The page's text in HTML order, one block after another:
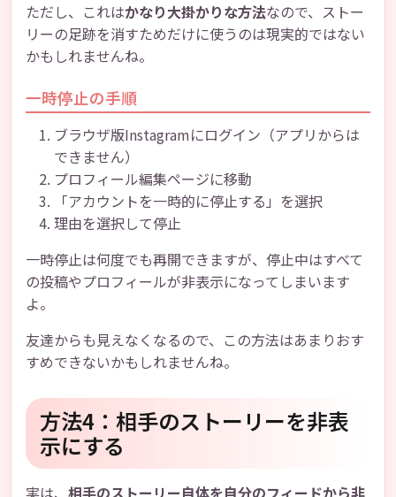
ただし、これはかなり大掛かりな方法なので、ストー
リーの足跡を消すためだけに使うのは現実的ではない
かもしれませんね。
一時停止の手順
ブラウザ版Instagramにログイン（アプリからは
できません）
プロフィール編集ページに移動
「アカウントを一時的に停止する」を選択
理由を選択して停止
一時停止は何度でも再開できますが、停止中はすべて
の投稿やプロフィールが非表示になってしまいます
よ。
友達からも見えなくなるので、この方法はあまりおす
すめできないかもしれませんね。
方法4：相手のストーリーを非表
示にする
実は、 相手のストーリー自体を自分のフィードから非